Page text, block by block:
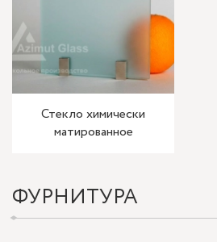
Стекло химически
матированное
ФУРНИТУРА